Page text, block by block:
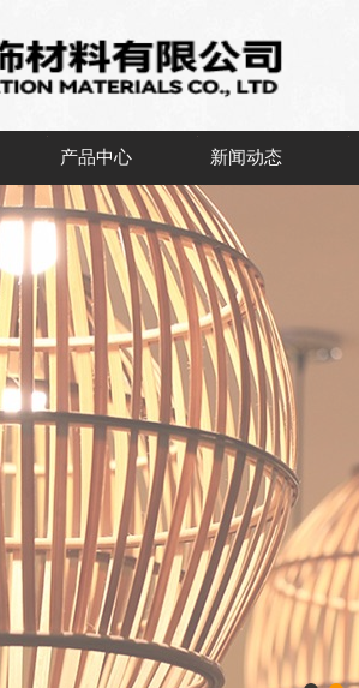
产品中心 新闻动态